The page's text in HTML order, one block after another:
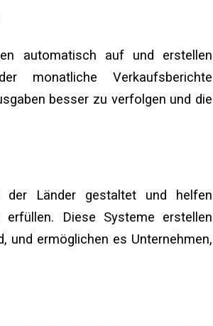
automatisch auf und erstellen
monatliche Verkaufsberichte
besser zu verfolgen und die
der Länder gestaltet und helfen
erfüllen. Diese Systeme erstellen
und ermöglichen es Unternehmen,